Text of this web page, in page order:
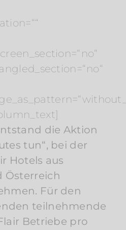
die Aktion
tun“, bei der
Hotels aus
Österreich
Für den
teilnehmende
Betriebe pro